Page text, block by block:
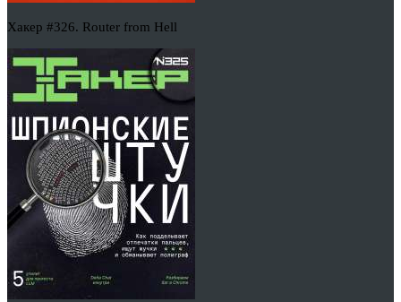
Хакер #326. Router from Hell